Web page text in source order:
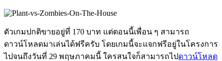
ตัวเกมปกติขายอยู่ที่ 170 บาท แต่ตอนนี้เพื่อน ๆ สามารถ
ดาวน์โหลดมาเล่นได้ฟรีครับ โดยเกมนี้จะแจกฟรีอยู่ในโครงการ
ไปจนถึงวันที่ 29 พฤษภาคมนี้ ใครสนใจก็สามารถไปดาวน์โหลด